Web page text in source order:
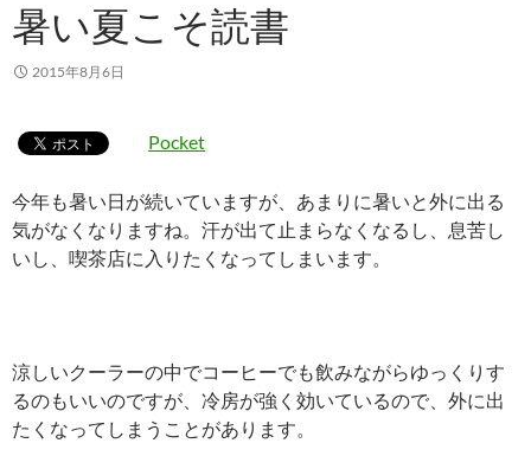
暑い夏こそ読書
2015年8月6日
Pocket
今年も暑い日が続いていますが、あまりに暑いと外に出る
気がなくなりますね。汗が出て止まらなくなるし、息苦し
いし、喫茶店に入りたくなってしまいます。
涼しいクーラーの中でコーヒーでも飲みながらゆっくりす
るのもいいのですが、冷房が強く効いているので、外に出
たくなってしまうことがあります。